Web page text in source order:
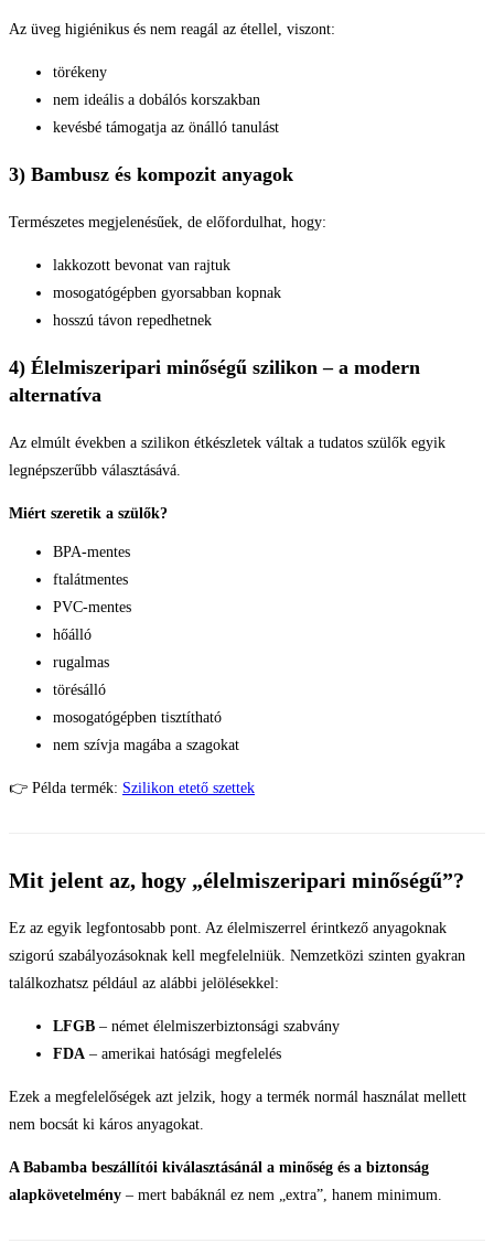
Az üveg higiénikus és nem reagál az étellel, viszont:
törékeny
nem ideális a dobálós korszakban
kevésbé támogatja az önálló tanulást
3) Bambusz és kompozit anyagok
Természetes megjelenésűek, de előfordulhat, hogy:
lakkozott bevonat van rajtuk
mosogatógépben gyorsabban kopnak
hosszú távon repedhetnek
4) Élelmiszeripari minőségű szilikon – a modern
alternatíva
Az elmúlt években a szilikon étkészletek váltak a tudatos szülők egyik
legnépszerűbb választásává.
Miért szeretik a szülők?
BPA-mentes
ftalátmentes
PVC-mentes
hőálló
rugalmas
törésálló
mosogatógépben tisztítható
nem szívja magába a szagokat
👉 Példa termék: Szilikon etető szettek
Mit jelent az, hogy „élelmiszeripari minőségű”?
Ez az egyik legfontosabb pont. Az élelmiszerrel érintkező anyagoknak
szigorú szabályozásoknak kell megfelelniük. Nemzetközi szinten gyakran
találkozhatsz például az alábbi jelölésekkel:
LFGB – német élelmiszerbiztonsági szabvány
FDA – amerikai hatósági megfelelés
Ezek a megfelelőségek azt jelzik, hogy a termék normál használat mellett
nem bocsát ki káros anyagokat.
A Babamba beszállítói kiválasztásánál a minőség és a biztonság
alapkövetelmény – mert babáknál ez nem „extra”, hanem minimum.